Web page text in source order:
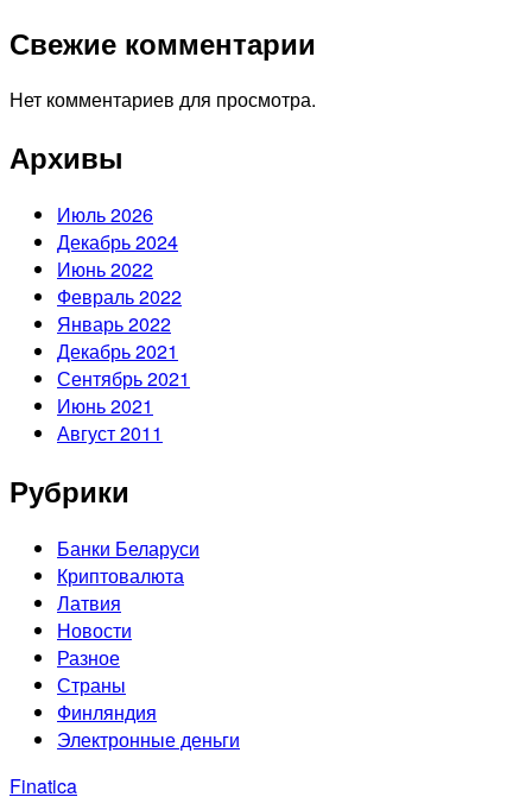
Свежие комментарии
Нет комментариев для просмотра.
Архивы
Июль 2026
Декабрь 2024
Июнь 2022
Февраль 2022
Январь 2022
Декабрь 2021
Сентябрь 2021
Июнь 2021
Август 2011
Рубрики
Банки Беларуси
Криптовалюта
Латвия
Новости
Разное
Страны
Финляндия
Электронные деньги
Finatica